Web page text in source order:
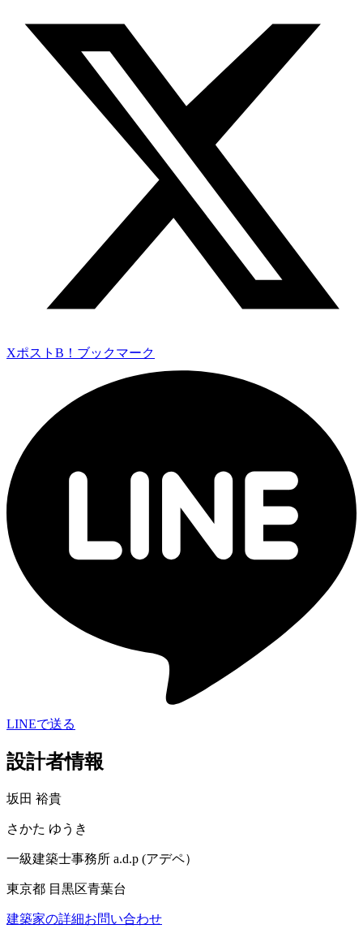
Xポスト B！ブックマーク
LINEで送る
設計者情報
坂田 裕貴
さかた ゆうき
一級建築士事務所 a.d.p (アデペ）
東京都 目黒区青葉台
建築家の詳細お問い合わせ